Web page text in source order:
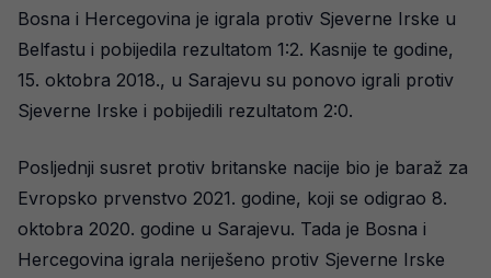
Bosna i Hercegovina je igrala protiv Sjeverne Irske u
Belfastu i pobijedila rezultatom 1:2. Kasnije te godine,
15. oktobra 2018., u Sarajevu su ponovo igrali protiv
Sjeverne Irske i pobijedili rezultatom 2:0.
Posljednji susret protiv britanske nacije bio je baraž za
Evropsko prvenstvo 2021. godine, koji se odigrao 8.
oktobra 2020. godine u Sarajevu. Tada je Bosna i
Hercegovina igrala neriješeno protiv Sjeverne Irske